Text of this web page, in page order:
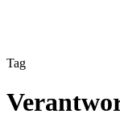
Tag